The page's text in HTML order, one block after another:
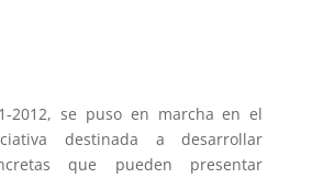
2012, se puso en marcha en el
destinada a desarrollar
que pueden presentar